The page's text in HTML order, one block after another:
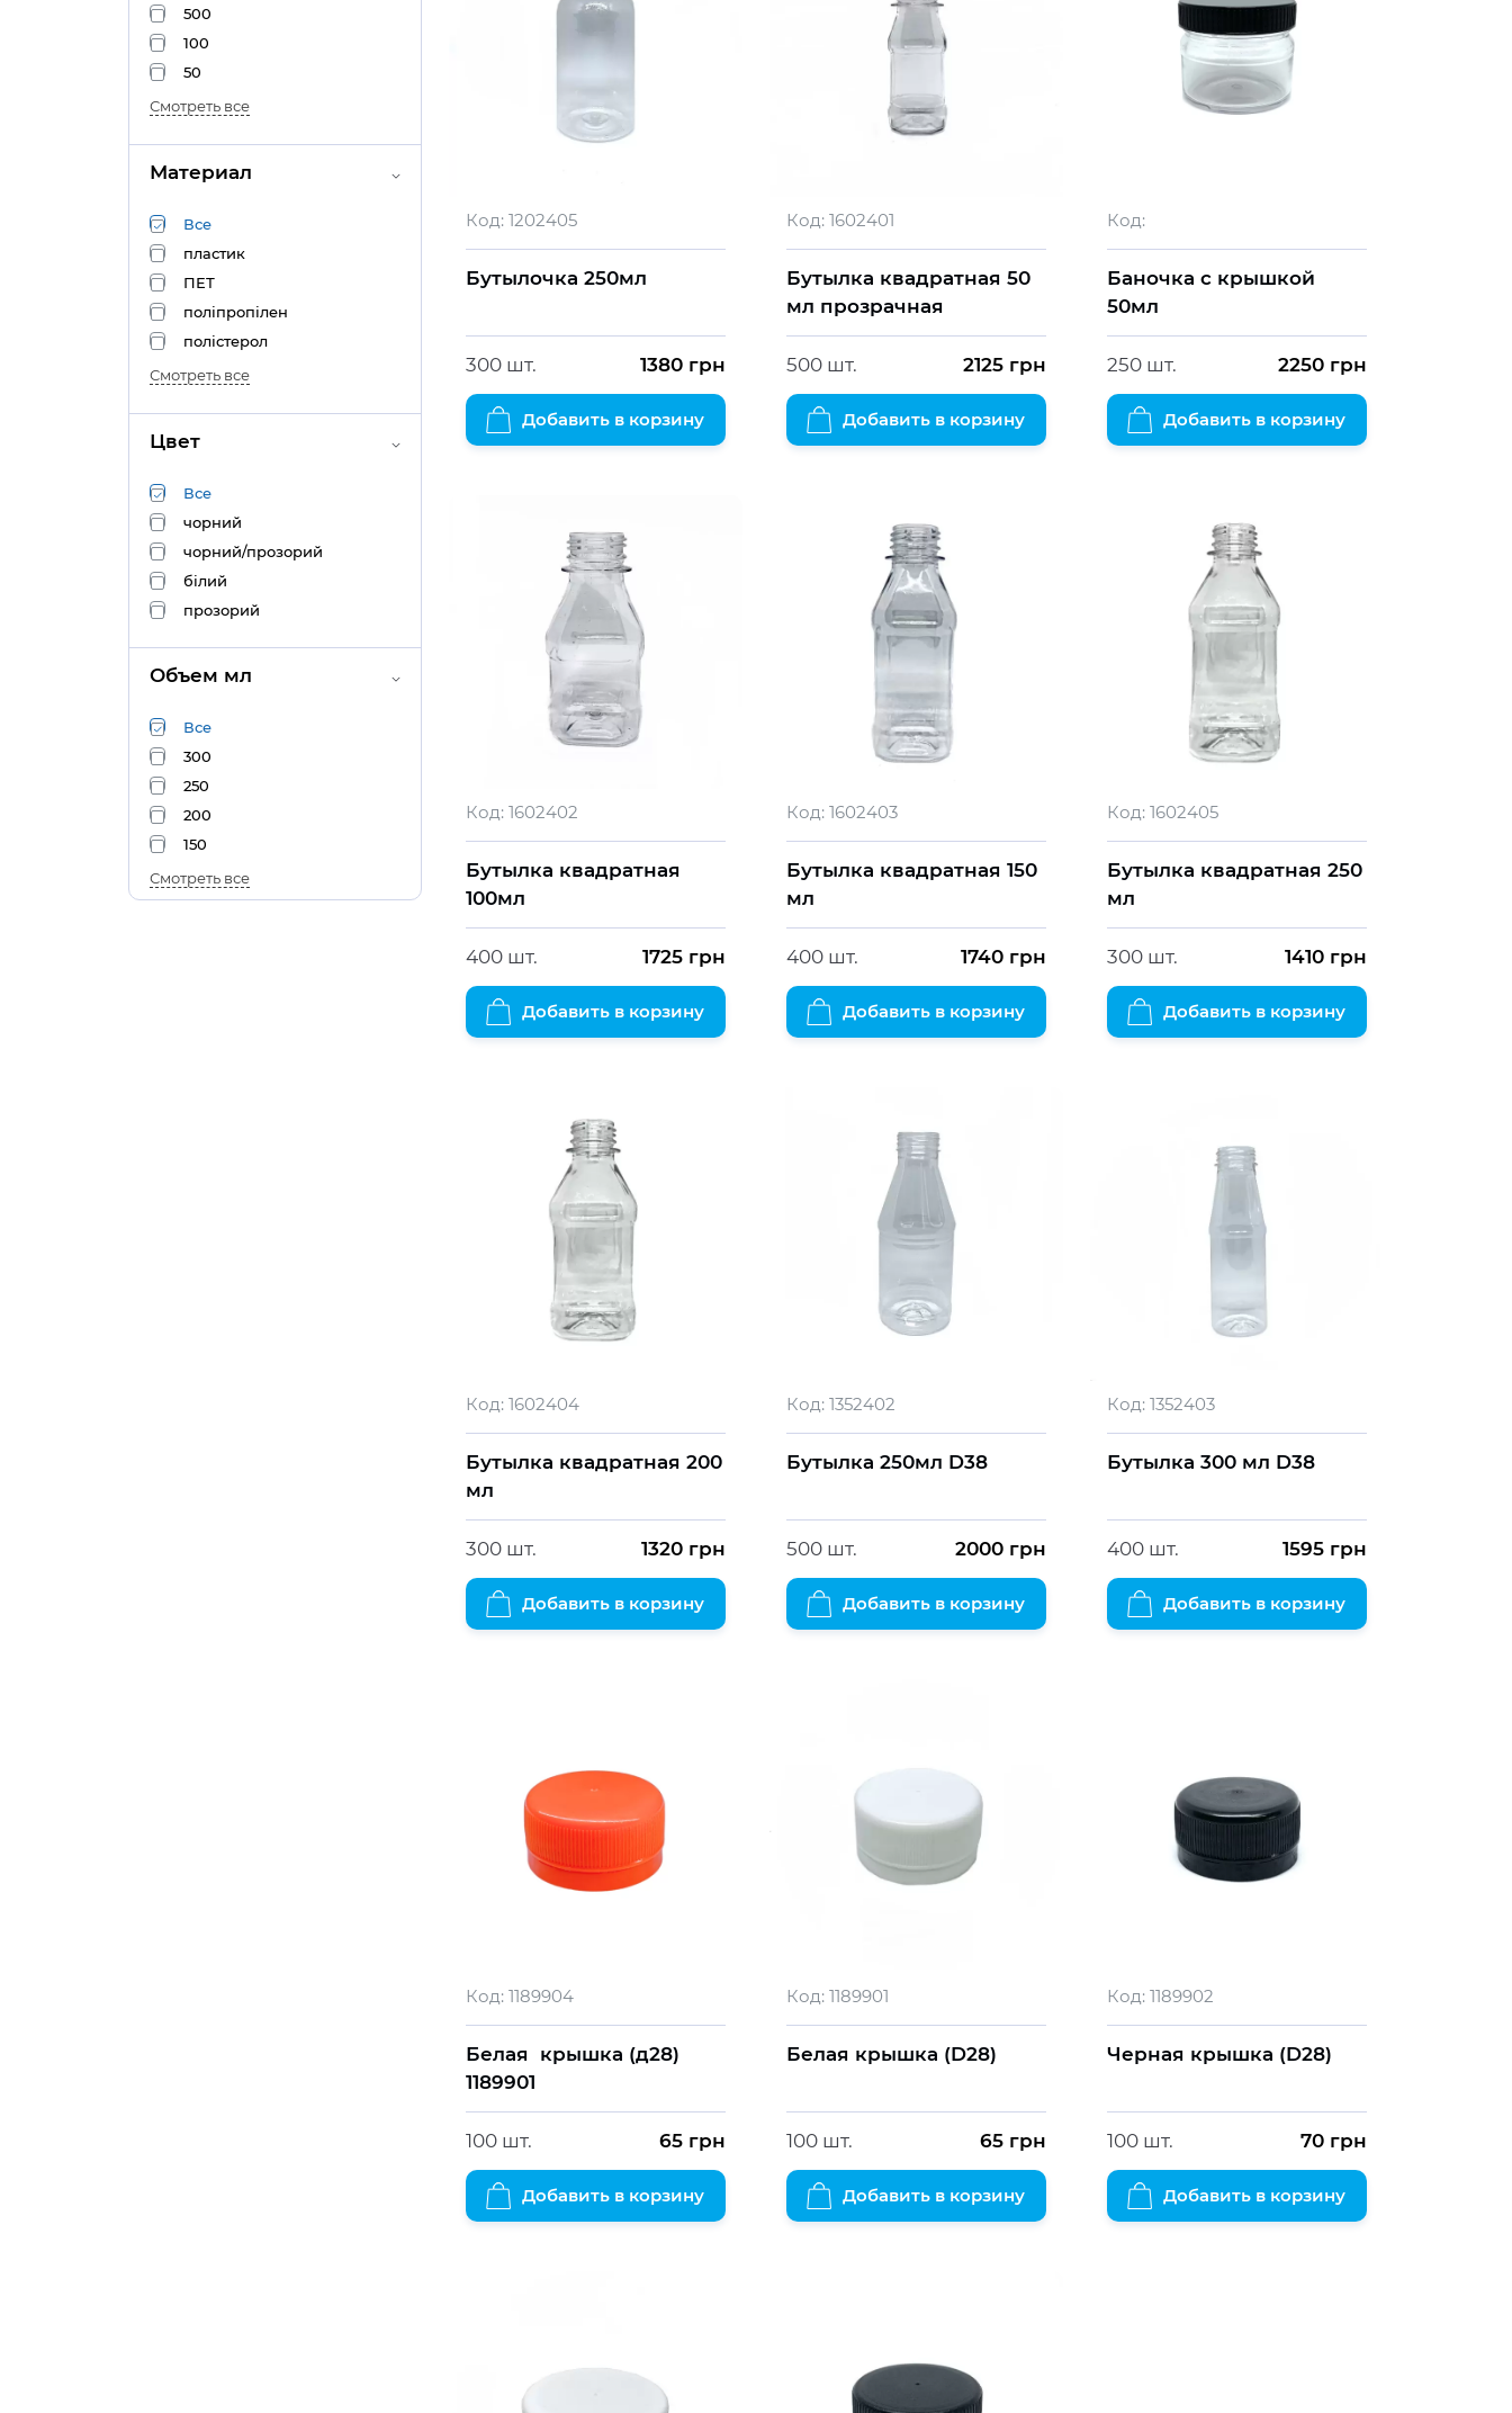
500
100
50
Смотреть все
Материал
Все
пластик
ПЕТ
поліпропілен
полістерол
Смотреть все
Цвет
Все
чорний
чорний/прозорий
білий
прозорий
Объем мл
Все
300
250
200
150
Смотреть все
Код: 1202405
Бутылочка 250мл
300 шт. 1380 грн
Добавить в корзину
Код: 1602401
Бутылка квадратная 50
мл прозрачная
500 шт. 2125 грн
Добавить в корзину
Код:
Баночка с крышкой
50мл
250 шт. 2250 грн
Добавить в корзину
Код: 1602402
Бутылка квадратная
100мл
400 шт. 1725 грн
Добавить в корзину
Код: 1602403
Бутылка квадратная 150
мл
400 шт. 1740 грн
Добавить в корзину
Код: 1602405
Бутылка квадратная 250
мл
300 шт. 1410 грн
Добавить в корзину
Код: 1602404
Бутылка квадратная 200
мл
300 шт. 1320 грн
Добавить в корзину
Код: 1352402
Бутылка 250мл D38
500 шт. 2000 грн
Добавить в корзину
Код: 1352403
Бутылка 300 мл D38
400 шт. 1595 грн
Добавить в корзину
Код: 1189904
Белая крышка (д28)
1189901
100 шт. 65 грн
Добавить в корзину
Код: 1189901
Белая крышка (D28)
100 шт. 65 грн
Добавить в корзину
Код: 1189902
Черная крышка (D28)
100 шт. 70 грн
Добавить в корзину